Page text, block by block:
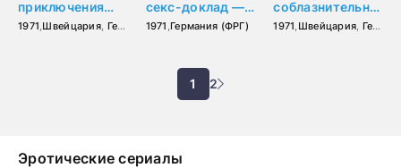
приключения
трех
мушкетеров
1971,Швейцария, Германия (ФРГ)
секс-доклад —
То, что мужья
считают
(1971)
1971 ,Германия (ФРГ)
соблазнительницы
(1971)
1971,Швейцария, Германия (ФРГ)
1 2
Эротические сериалы